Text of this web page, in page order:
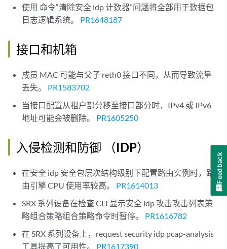
使用 命令“清除安全 idp 计数器”问题将全部用于数据包
日志逻辑系统。 PR1648187
接口和机箱
成员 MAC 可能与父子 reth0 接口不同，从而导致流量
丢失。 PR1583702
当接口配置从租户部分移至接口部分时，IPv4 或 IPv6
地址可能会被删除。 PR1605250
入侵检测和防御 （IDP）
在安全 idp 安全包层次结构级别下配置路由实例时，路
由引擎 CPU 使用率较高。 PR1614013
SRX 系列设备在检查 CLI 显示安全 idp 攻击攻击列表策
略组合策略组合策略命令时暂停。 PR1616782
在 SRX 系列设备上，request security idp pcap-analysis
工具提高了可用性。 PR1617390
Feedback